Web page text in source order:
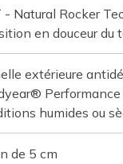
- Natural Rocker
en douceur du
extérieure
Performance
humides ou
de 5 cm